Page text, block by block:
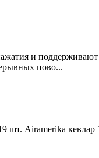
и
пово...
Airamerika кевлар